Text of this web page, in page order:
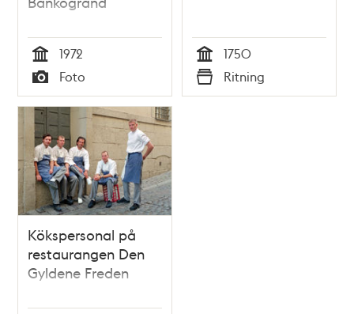
Tid
1972
Typ
Foto Tid
1750
Typ
Ritning
Kökspersonal på
restaurangen Den
Gyldene Freden